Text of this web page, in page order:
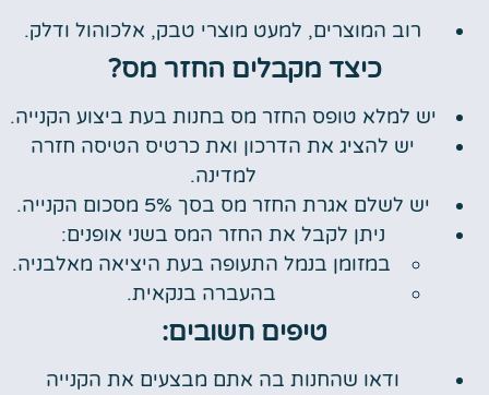
רוב המוצרים, למעט מוצרי טבק, אלכוהול ודלק.
כיצד מקבלים החזר מס?
יש למלא טופס החזר מס בחנות בעת ביצוע הקנייה.
יש להציג את הדרכון ואת כרטיס הטיסה חזרה
למדינה.
יש לשלם אגרת החזר מס בסך 5% מסכום הקנייה.
ניתן לקבל את החזר המס בשני אופנים:
במזומן בנמל התעופה בעת היציאה מאלבניה.
בהעברה בנקאית.
טיפים חשובים:
ודאו שהחנות בה אתם מבצעים את הקנייה